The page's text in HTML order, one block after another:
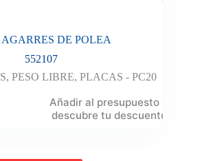
AGARRES DE POLEA
552107
,PESO LIBRE,PLACAS - PC20
Añadir al presupuesto y
descubre tu descuento